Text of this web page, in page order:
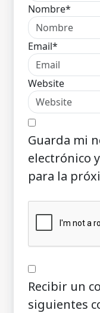
Nombre*
Email*
Website
Guarda mi
electrónico
para la
Recibir un
siguientes